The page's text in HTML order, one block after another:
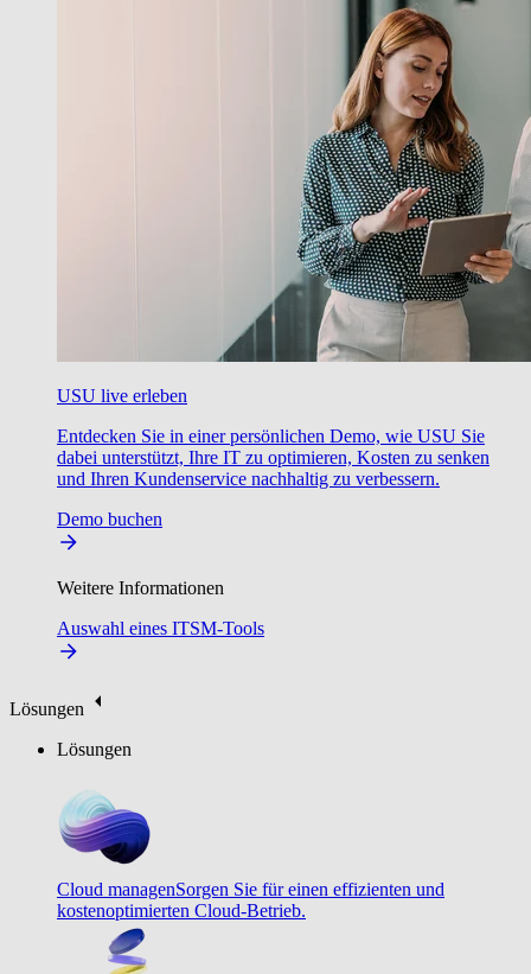
USU live erleben
Entdecken Sie in einer persönlichen Demo, wie USU Sie
dabei unterstützt, Ihre IT zu optimieren, Kosten zu senken
und Ihren Kundenservice nachhaltig zu verbessern.
Demo buchen
Weitere Informationen
Auswahl eines ITSM-Tools
Lösungen
Lösungen
Cloud managenSorgen Sie für einen effizienten und
kostenoptimierten Cloud-Betrieb.